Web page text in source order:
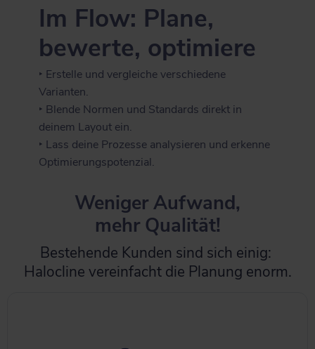
Im Flow: Plane,
bewerte, optimiere
‣ Erstelle und vergleiche verschiedene
Varianten.
‣ Blende Normen und Standards direkt in
deinem Layout ein.
‣ Lass deine Prozesse analysieren und erkenne
Optimierungspotenzial.
Weniger Aufwand,
mehr Qualität!
Bestehende Kunden sind sich einig:
Halocline vereinfacht die Planung enorm.